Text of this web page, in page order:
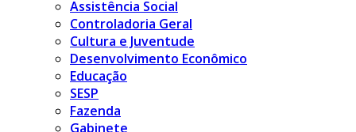
Assistência Social
Controladoria Geral
Cultura e Juventude
Desenvolvimento Econômico
Educação
SESP
Fazenda
Gabinete